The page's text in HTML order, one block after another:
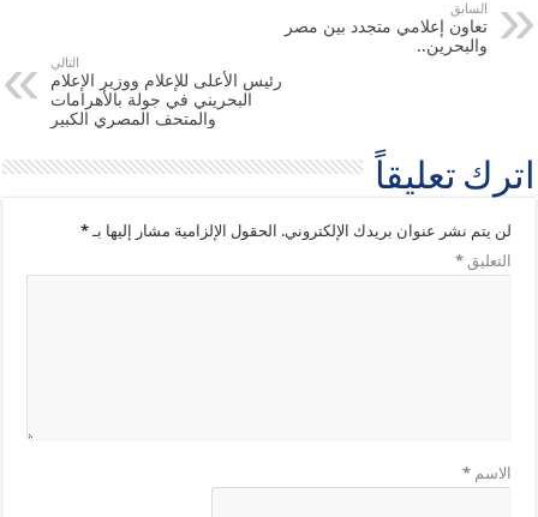
السابق
تعاون إعلامي متجدد بين مصر
والبحرين..
التالي
رئيس الأعلى للإعلام ووزير الإعلام
البحريني في جولة بالأهرامات
والمتحف المصري الكبير
اترك تعليقاً
لن يتم نشر عنوان بريدك الإلكتروني. الحقول الإلزامية مشار إليها بـ*
التعليق*
الاسم*